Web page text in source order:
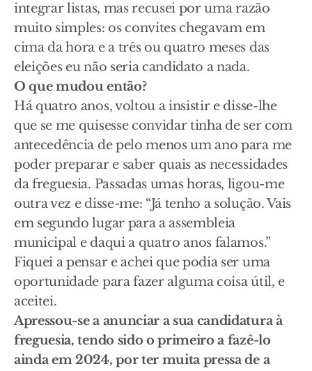
integrar listas, mas recusei por uma razão
muito simples: os convites chegavam em
cima da hora e a três ou quatro meses das
eleições eu não seria candidato a nada.
O que mudou então?
Há quatro anos, voltou a insistir e disse-lhe
que se me quisesse convidar tinha de ser com
antecedência de pelo menos um ano para me
poder preparar e saber quais as necessidades
da freguesia. Passadas umas horas, ligou-me
outra vez e disse-me: “Já tenho a solução. Vais
em segundo lugar para a assembleia
municipal e daqui a quatro anos falamos.”
Fiquei a pensar e achei que podia ser uma
oportunidade para fazer alguma coisa útil, e
aceitei.
Apressou-se a anunciar a sua candidatura à
freguesia, tendo sido o primeiro a fazê-lo
ainda em 2024, por ter muita pressa de a